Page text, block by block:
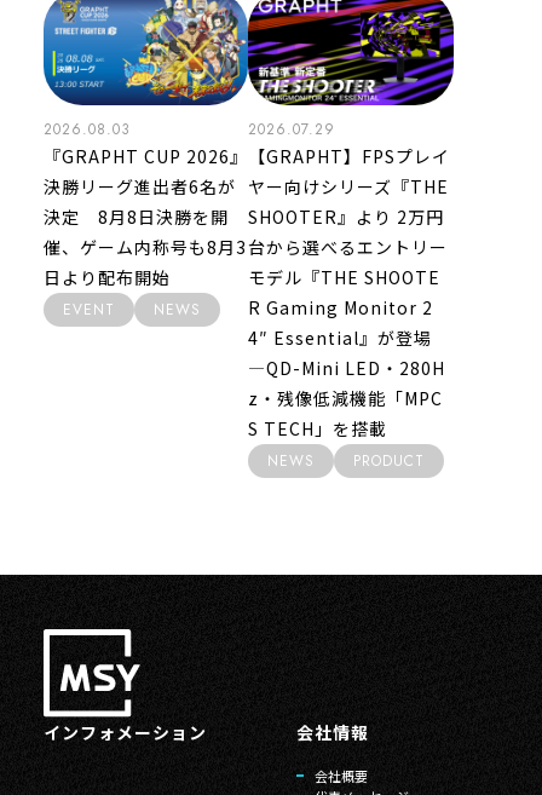
2026.08.03
『GRAPHT CUP 2026』
決勝リーグ進出者6名が
決定 8月8日決勝を開
催、ゲーム内称号も8月3
日より配布開始
EVENT NEWS
2026.07.29
【GRAPHT】FPSプレイ
ヤー向けシリーズ『THE
SHOOTER』より 2万円
台から選べるエントリー
モデル『THE SHOOTE
R Gaming Monitor 2
4″ Essential』が登場
―QD-Mini LED・280H
z・残像低減機能「MPC
S TECH」を搭載
NEWS PRODUCT
インフォメーション 会社情報
会社概要